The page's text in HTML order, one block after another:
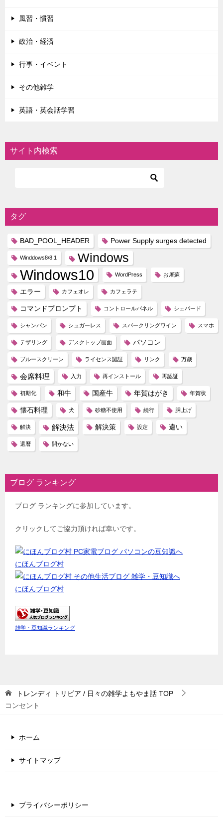
風習・慣習
政治・経済
行事・イベント
その他雑学
英語・英会話学習
サイト内検索
タグ
BAD_POOL_HEADER Power Supply surges detected
Winddows8/8.1 Windows
Windows10 WordPress お屠蘇
エラー カフェオレ カフェラテ
コマンドプロンプト コントロールパネル シェパード
シャンパン シュガーレス スパークリングワイン スマホ
テザリング デスクトップ画面 パソコン
ブルースクリーン ライセンス認証 リンク 万歳
会席料理 入力 再インストール 再認証
初期化 和牛 国産牛 年賀はがき 年賀状
懐石料理 犬 砂糖不使用 続行 胴上げ
解決 解決法 解決策 設定 違い
還暦 開かない
ブログ ランキング
ブログ ランキングに参加しています。
クリックしてご協力頂ければ幸いです。
にほんブログ村
にほんブログ村
雑学・豆知識ランキング
トレンディ トリビア / 日々の雑学よもやま話 TOP
コンセント
ホーム
サイトマップ
プライバシーポリシー